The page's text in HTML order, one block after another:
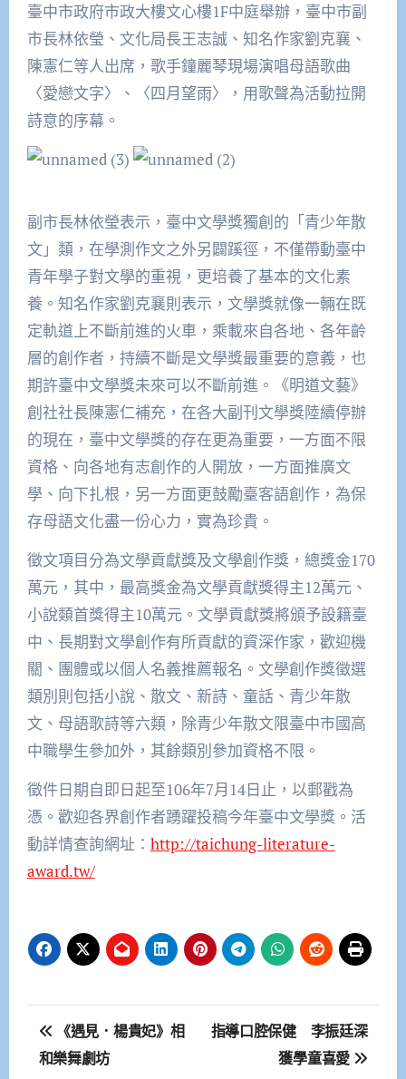
臺中市政府市政大樓文心樓1F中庭舉辦，臺中市副
市長林依瑩、文化局長王志誠、知名作家劉克襄、
陳憲仁等人出席，歌手鐘麗琴現場演唱母語歌曲
〈愛戀文字〉、〈四月望雨〉，用歌聲為活動拉開
詩意的序幕。
副市長林依瑩表示，臺中文學獎獨創的「青少年散
文」類，在學測作文之外另闢蹊徑，不僅帶動臺中
青年學子對文學的重視，更培養了基本的文化素
養。知名作家劉克襄則表示，文學獎就像一輛在既
定軌道上不斷前進的火車，乘載來自各地、各年齡
層的創作者，持續不斷是文學獎最重要的意義，也
期許臺中文學獎未來可以不斷前進。《明道文藝》
創社社長陳憲仁補充，在各大副刊文學獎陸續停辦
的現在，臺中文學獎的存在更為重要，一方面不限
資格、向各地有志創作的人開放，一方面推廣文
學、向下扎根，另一方面更鼓勵臺客語創作，為保
存母語文化盡一份心力，實為珍貴。
徵文項目分為文學貢獻獎及文學創作獎，總獎金170
萬元，其中，最高獎金為文學貢獻獎得主12萬元、
小說類首獎得主10萬元。文學貢獻獎將頒予設籍臺
中、長期對文學創作有所貢獻的資深作家，歡迎機
關、團體或以個人名義推薦報名。文學創作獎徵選
類別則包括小說、散文、新詩、童話、青少年散
文、母語歌詩等六類，除青少年散文限臺中市國高
中職學生參加外，其餘類別參加資格不限。
徵件日期自即日起至106年7月14日止，以郵戳為
憑。歡迎各界創作者踴躍投稿今年臺中文學獎。活
動詳情查詢網址： http://taichung-literature-
award.tw/
文
章
《遇見．楊貴妃》相
和樂舞劇坊
指導口腔保健 李振廷深
獲學童喜愛